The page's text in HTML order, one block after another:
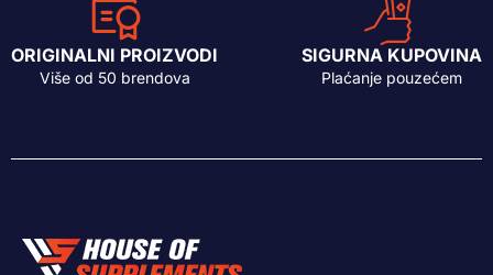
ORIGINALNI PROIZVODI
Više od 50 brendova
SIGURNA KUPOVINA
Plaćanje pouzećem